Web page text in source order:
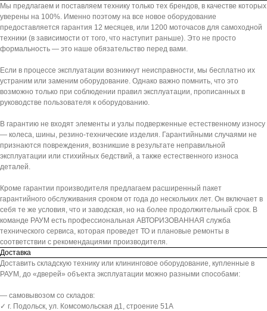
Мы предлагаем и поставляем технику только тех брендов, в качестве которых
уверены на 100%. Именно поэтому на все новое оборудование
предоставляется гарантия 12 месяцев, или 1200 моточасов для самоходной
техники (в зависимости от того, что наступит раньше). Это не просто
формальность — это наше обязательство перед вами.
Если в процессе эксплуатации возникнут неисправности, мы бесплатно их
устраним или заменим оборудование. Однако важно помнить, что это
возможно только при соблюдении правил эксплуатации, прописанных в
руководстве пользователя к оборудованию.
В гарантию не входят элементы и узлы подверженные естественному износу
— колеса, шины, резино-технические изделия. Гарантийными случаями не
признаются повреждения, возникшие в результате неправильной
эксплуатации или стихийных бедствий, а также естественного износа
деталей.
Кроме гарантии производителя предлагаем расширенный пакет
гарантийного обслуживания сроком от года до нескольких лет. Он включает в
себя те же условия, что и заводская, но на более продолжительный срок. В
команде РАУМ есть профессиональная АВТОРИЗОВАННАЯ служба
технического сервиса, которая проведет ТО и плановые ремонты в
соответствии с рекомендациями производителя.
Доставка
Доставить складскую технику или клининговое оборудование, купленные в
РАУМ, до «дверей» объекта эксплуатации можно разными способами:
— самовывозом со складов:
✓ г. Подольск, ул. Комсомольская д1, строение 51А